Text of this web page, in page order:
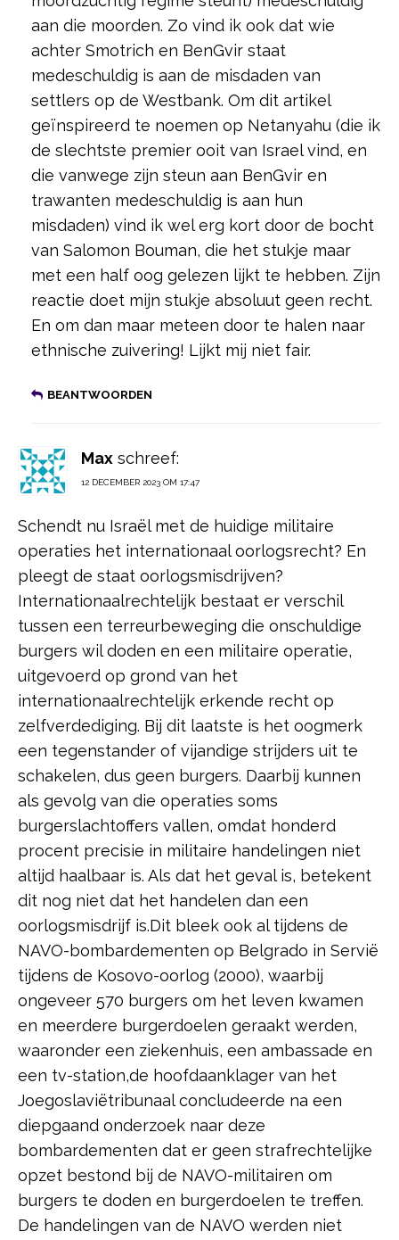
aan die moorden. Zo vind ik ook dat wie
achter Smotrich en BenGvir staat
medeschuldig is aan de misdaden van
settlers op de Westbank. Om dit artikel
geïnspireerd te noemen op Netanyahu (die ik
de slechtste premier ooit van Israel vind, en
die vanwege zijn steun aan BenGvir en
trawanten medeschuldig is aan hun
misdaden) vind ik wel erg kort door de bocht
van Salomon Bouman, die het stukje maar
met een half oog gelezen lijkt te hebben. Zijn
reactie doet mijn stukje absoluut geen recht.
En om dan maar meteen door te halen naar
ethnische zuivering! Lijkt mij niet fair.
BEANTWOORDEN
Max schreef:
12 DECEMBER 2023 OM 17:47
Schendt nu Israël met de huidige militaire
operaties het internationaal oorlogsrecht? En
pleegt de staat oorlogsmisdrijven?
Internationaalrechtelijk bestaat er verschil
tussen een terreurbeweging die onschuldige
burgers wil doden en een militaire operatie,
uitgevoerd op grond van het
internationaalrechtelijk erkende recht op
zelfverdediging. Bij dit laatste is het oogmerk
een tegenstander of vijandige strijders uit te
schakelen, dus geen burgers. Daarbij kunnen
als gevolg van die operaties soms
burgerslachtoffers vallen, omdat honderd
procent precisie in militaire handelingen niet
altijd haalbaar is. Als dat het geval is, betekent
dit nog niet dat het handelen dan een
oorlogsmisdrijf is.Dit bleek ook al tijdens de
NAVO-bombardementen op Belgrado in Servië
tijdens de Kosovo-oorlog (2000), waarbij
ongeveer 570 burgers om het leven kwamen
en meerdere burgerdoelen geraakt werden,
waaronder een ziekenhuis, een ambassade en
een tv-station,de hoofdaanklager van het
Joegoslaviëtribunaal concludeerde na een
diepgaand onderzoek naar deze
bombardementen dat er geen strafrechtelijke
opzet bestond bij de NAVO-militairen om
burgers te doden en burgerdoelen te treffen.
De handelingen van de NAVO werden niet